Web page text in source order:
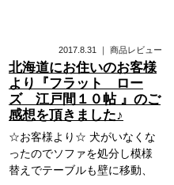
2017.8.31 ｜ 商品レビュー
北海道にお住いのお客様
より『フラット ロー
ズ 江戸間１０帖 』のご
感想を頂きました♪
☆お客様より☆ 犬がいなくな
ったのでソファを処分し模様
替えでテーブルも壁に移動、